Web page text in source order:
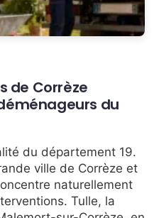
de Corrèze
du
du département 19.
ville de Corrèze et
naturellement
Tulle, la